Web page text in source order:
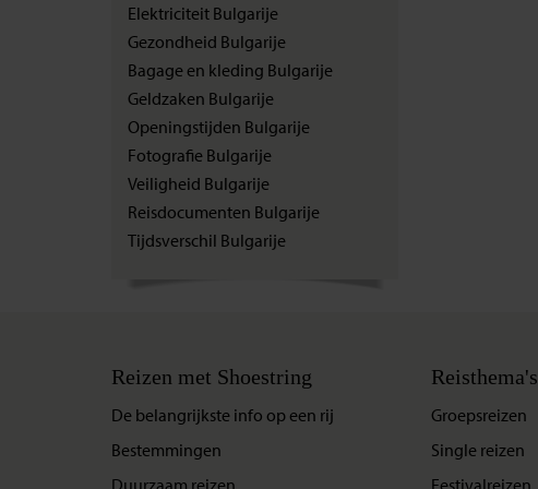
Elektriciteit Bulgarije
Gezondheid Bulgarije
Bagage en kleding Bulgarije
Geldzaken Bulgarije
Openingstijden Bulgarije
Fotografie Bulgarije
Veiligheid Bulgarije
Reisdocumenten Bulgarije
Tijdsverschil Bulgarije
Reizen met Shoestring
De belangrijkste info op een rij
Bestemmingen
Duurzaam reizen
Reisthema's
Groepsreizen
Single reizen
Festivalreizen